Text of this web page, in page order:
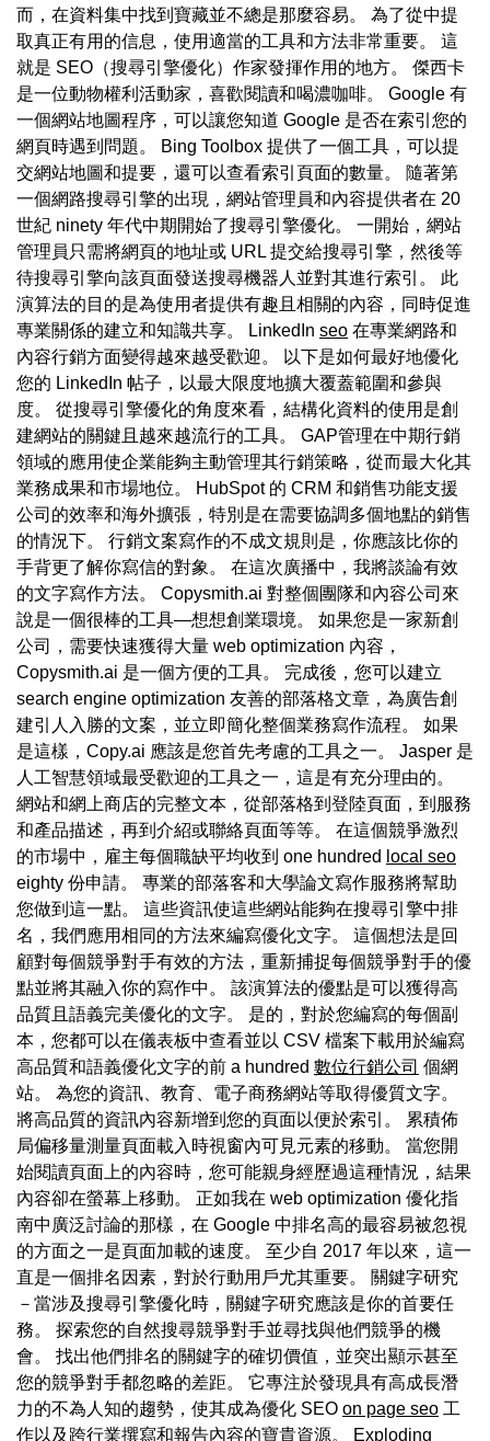
而，在資料集中找到寶藏並不總是那麼容易。 為了從中提
取真正有用的信息，使用適當的工具和方法非常重要。 這
就是 SEO（搜尋引擎優化）作家發揮作用的地方。 傑西卡
是一位動物權利活動家，喜歡閱讀和喝濃咖啡。 Google 有
一個網站地圖程序，可以讓您知道 Google 是否在索引您的
網頁時遇到問題。 Bing Toolbox 提供了一個工具，可以提
交網站地圖和提要，還可以查看索引頁面的數量。 隨著第
一個網路搜尋引擎的出現，網站管理員和內容提供者在 20
世紀 ninety 年代中期開始了搜尋引擎優化。 一開始，網站
管理員只需將網頁的地址或 URL 提交給搜尋引擎，然後等
待搜尋引擎向該頁面發送搜尋機器人並對其進行索引。 此
演算法的目的是為使用者提供有趣且相關的內容，同時促進
專業關係的建立和知識共享。 LinkedIn seo 在專業網路和
內容行銷方面變得越來越受歡迎。 以下是如何最好地優化
您的 LinkedIn 帖子，以最大限度地擴大覆蓋範圍和參與
度。 從搜尋引擎優化的角度來看，結構化資料的使用是創
建網站的關鍵且越來越流行的工具。 GAP管理在中期行銷
領域的應用使企業能夠主動管理其行銷策略，從而最大化其
業務成果和市場地位。 HubSpot 的 CRM 和銷售功能支援
公司的效率和海外擴張，特別是在需要協調多個地點的銷售
的情況下。 行銷文案寫作的不成文規則是，你應該比你的
手背更了解你寫信的對象。 在這次廣播中，我將談論有效
的文字寫作方法。 Copysmith.ai 對整個團隊和內容公司來
說是一個很棒的工具—想想創業環境。 如果您是一家新創
公司，需要快速獲得大量 web optimization 內容，
Copysmith.ai 是一個方便的工具。 完成後，您可以建立
search engine optimization 友善的部落格文章，為廣告創
建引人入勝的文案，並立即簡化整個業務寫作流程。 如果
是這樣，Copy.ai 應該是您首先考慮的工具之一。 Jasper 是
人工智慧領域最受歡迎的工具之一，這是有充分理由的。
網站和網上商店的完整文本，從部落格到登陸頁面，到服務
和產品描述，再到介紹或聯絡頁面等等。 在這個競爭激烈
的市場中，雇主每個職缺平均收到 one hundred local seo
eighty 份申請。 專業的部落客和大學論文寫作服務將幫助
您做到這一點。 這些資訊使這些網站能夠在搜尋引擎中排
名，我們應用相同的方法來編寫優化文字。 這個想法是回
顧對每個競爭對手有效的方法，重新捕捉每個競爭對手的優
點並將其融入你的寫作中。 該演算法的優點是可以獲得高
品質且語義完美優化的文字。 是的，對於您編寫的每個副
本，您都可以在儀表板中查看並以 CSV 檔案下載用於編寫
高品質和語義優化文字的前 a hundred 數位行銷公司 個網
站。 為您的資訊、教育、電子商務網站等取得優質文字。
將高品質的資訊內容新增到您的頁面以便於索引。 累積佈
局偏移量測量頁面載入時視窗內可見元素的移動。 當您開
始閱讀頁面上的內容時，您可能親身經歷過這種情況，結果
內容卻在螢幕上移動。 正如我在 web optimization 優化指
南中廣泛討論的那樣，在 Google 中排名高的最容易被忽視
的方面之一是頁面加載的速度。 至少自 2017 年以來，這一
直是一個排名因素，對於行動用戶尤其重要。 關鍵字研究
－當涉及搜尋引擎優化時，關鍵字研究應該是你的首要任
務。 探索您的自然搜尋競爭對手並尋找與他們競爭的機
會。 找出他們排名的關鍵字的確切價值，並突出顯示甚至
您的競爭對手都忽略的差距。 它專注於發現具有高成長潛
力的不為人知的趨勢，使其成為優化 SEO on page seo 工
作以及跨行業撰寫和報告內容的寶貴資源。 Exploding